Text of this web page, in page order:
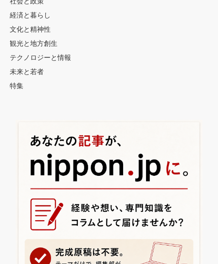
経済と暮らし
文化と精神性
観光と地方創生
テクノロジーと情報
未来と若者
特集